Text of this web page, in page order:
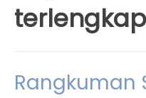
Rangkuman